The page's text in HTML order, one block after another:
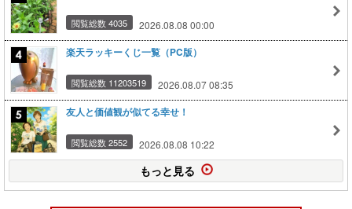
閲覧総数 4035 2026.08.08 00:00
楽天ラッキーくじ一覧（PC版）
閲覧総数 11203519 2026.08.07 08:35
友人と価値観が似てる幸せ！
閲覧総数 2552 2026.08.08 10:22
もっと見る